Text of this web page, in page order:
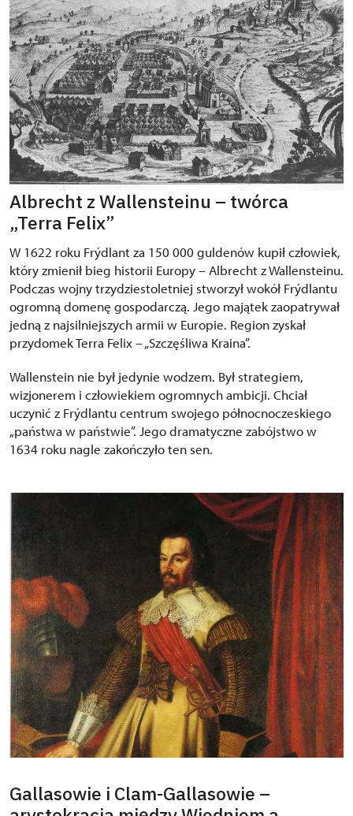
Albrecht z Wallensteinu – twórca
„Terra Felix”
W 1622 roku Frýdlant za 150 000 guldenów kupił człowiek,
który zmienił bieg historii Europy – Albrecht z Wallensteinu.
Podczas wojny trzydziestoletniej stworzył wokół Frýdlantu
ogromną domenę gospodarczą. Jego majątek zaopatrywał
jedną z najsilniejszych armii w Europie. Region zyskał
przydomek Terra Felix – „Szczęśliwa Kraina”.
Wallenstein nie był jedynie wodzem. Był strategiem,
wizjonerem i człowiekiem ogromnych ambicji. Chciał
uczynić z Frýdlantu centrum swojego północnoczeskiego
„państwa w państwie”. Jego dramatyczne zabójstwo w
1634 roku nagle zakończyło ten sen.
Gallasowie i Clam-Gallasowie –